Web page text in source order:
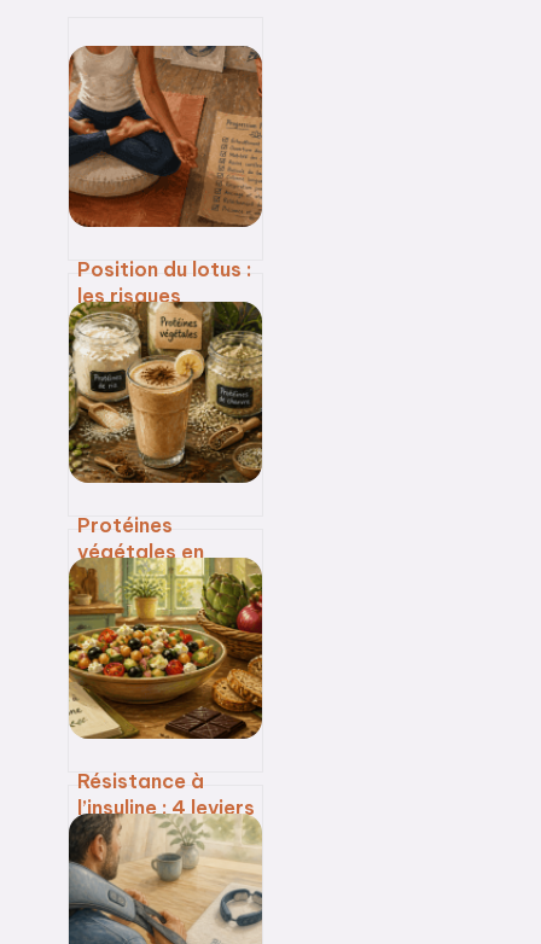
Position du lotus :
les risques
articulaires réels
et la méthode
pour pratiquer
sans douleur
Protéines
végétales en
poudre : 4
critères de
sélection pour
écarter les
risques sanitaires
Résistance à
l’insuline : 4 leviers
naturels pour
restaurer votre
métabolisme et
éviter le diabète